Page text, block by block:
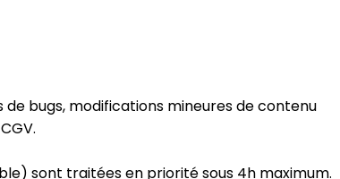
bugs, modifications mineures de contenu
sont traitées en priorité sous 4h maximum.